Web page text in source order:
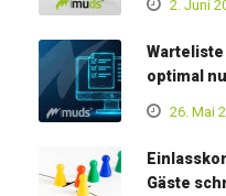
2. Juni
optimal
26. Mai
Gäste